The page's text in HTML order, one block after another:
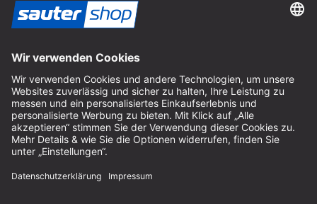
Impressum
AGB
Datenschutz
Cookie-Einstellungen
© 2026 sauter GmbH